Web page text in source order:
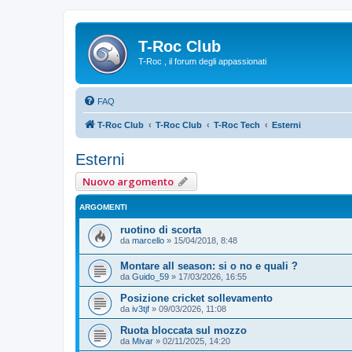
T-Roc Club
T-Roc , il forum degli appassionati
FAQ
T-Roc Club T-Roc Club T-Roc Tech Esterni
Esterni
Nuovo argomento
ARGOMENTI
ruotino di scorta
da marcello » 15/04/2018, 8:48
Montare all season: si o no e quali ?
da Guido_59 » 17/03/2026, 16:55
Posizione cricket sollevamento
da iv3tjf » 09/03/2026, 11:08
Ruota bloccata sul mozzo
da Mivar » 02/11/2025, 14:20